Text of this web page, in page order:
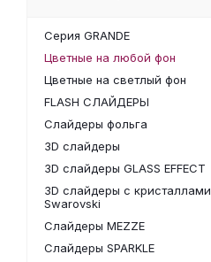
Серия GRANDE
Цветные на любой фон
Цветные на светлый фон
FLASH СЛАЙДЕРЫ
Слайдеры фольга
3D слайдеры
3D слайдеры GLASS EFFECT
3D слайдеры с кристаллами
Swarovski
Слайдеры MEZZE
Слайдеры SPARKLE